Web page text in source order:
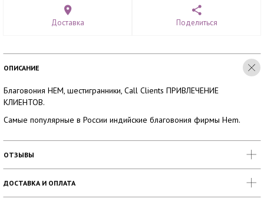
Доставка Поделиться
ОПИСАНИЕ
Благовония HEM, шестигранники, Call Clients ПРИВЛЕЧЕНИЕ
КЛИЕНТОВ.
Самые популярные в России индийские благовония фирмы Hem.
ОТЗЫВЫ
ДОСТАВКА И ОПЛАТА